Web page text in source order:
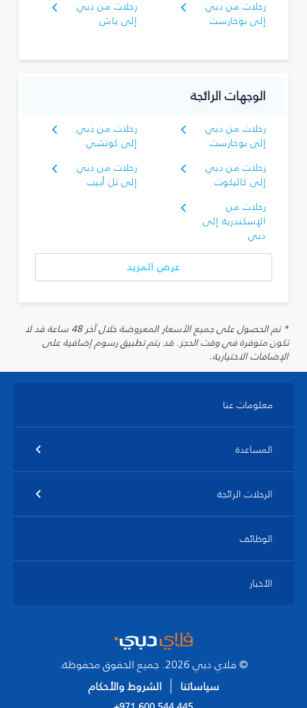
رحلات من دبي
إلى بوخارست
رحلات من دبي
إلى ياش
الوجهات الرائجة
رحلات من دبي
إلى بوخارست
رحلات من دبي
إلى كوتشي
رحلات من دبي
إلى كاليكوت
رحلات من دبي
إلى تل أبيب
رحلات من
الإسكندرية إلى
دبي
عرض المزيد
* تم الحصول على جميع الأسعار المعروضة خلال آخر 48 ساعة قد لا
تكون متوفرة في وقت الحجز. قد يتم تطبيق رسوم إضافية على
الإضافات الاختيارية.
معلومات عنا
المساعدة
الرحلات الرائجة
الوظائف
الأخبار
© فلاي دبي 2026. جميع الحقوق محفوظة.
سياساتنا
الشروط والأحكام